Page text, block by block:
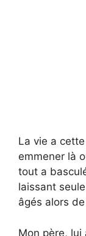
La vie a
emmener là
tout a
laissant
âgés alors
Mon père,